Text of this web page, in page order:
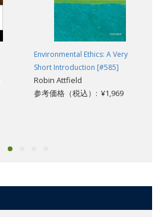
Environmental Ethics: A Very
Short Introduction [#585]
Robin Attfield
参考価格（税込）: ¥1,969